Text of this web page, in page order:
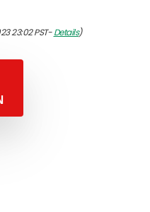
23:02 PST-Details)